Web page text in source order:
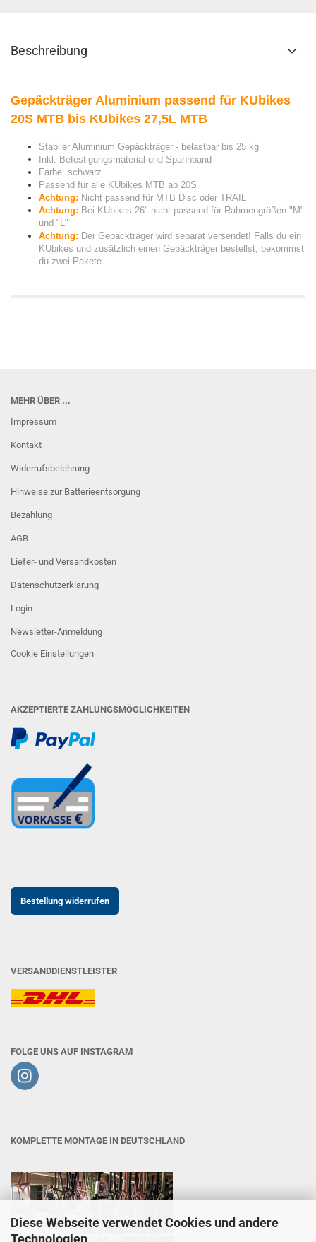
Diese Webseite verwendet Cookies und andere
Technologien
Beschreibung
Gepäckträger Aluminium passend für KUbikes
20S MTB bis KUbikes 27,5L MTB
Stabiler Aluminium Gepäckträger - belastbar bis 25 kg
Inkl. Befestigungsmaterial und Spannband
Farbe: schwarz
Passend für alle KUbikes MTB ab 20S
Achtung: Nicht passend für MTB Disc oder TRAIL
Achtung: Bei KUbikes 26" nicht passend für Rahmengrößen "M"
und "L"
Achtung: Der Gepäckträger wird separat versendet! Falls du ein
KUbikes und zusätzlich einen Gepäckträger bestellst, bekommst
du zwei Pakete.
MEHR ÜBER ...
Impressum
Kontakt
Widerrufsbelehrung
Hinweise zur Batterieentsorgung
Bezahlung
AGB
Liefer- und Versandkosten
Datenschutzerklärung
Login
Newsletter-Anmeldung
Cookie Einstellungen
AKZEPTIERTE ZAHLUNGSMÖGLICHKEITEN
Bestellung widerrufen
VERSANDDIENSTLEISTER
FOLGE UNS AUF INSTAGRAM
KOMPLETTE MONTAGE IN DEUTSCHLAND